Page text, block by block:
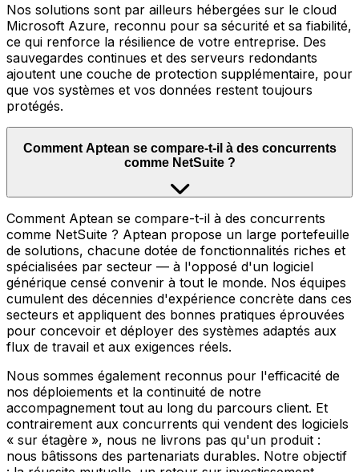
Nos solutions sont par ailleurs hébergées sur le cloud
Microsoft Azure, reconnu pour sa sécurité et sa fiabilité,
ce qui renforce la résilience de votre entreprise. Des
sauvegardes continues et des serveurs redondants
ajoutent une couche de protection supplémentaire, pour
que vos systèmes et vos données restent toujours
protégés.
Comment Aptean se compare-t-il à des concurrents
comme NetSuite ?
Comment Aptean se compare-t-il à des concurrents
comme NetSuite ? Aptean propose un large portefeuille
de solutions, chacune dotée de fonctionnalités riches et
spécialisées par secteur — à l'opposé d'un logiciel
générique censé convenir à tout le monde. Nos équipes
cumulent des décennies d'expérience concrète dans ces
secteurs et appliquent des bonnes pratiques éprouvées
pour concevoir et déployer des systèmes adaptés aux
flux de travail et aux exigences réels.
Nous sommes également reconnus pour l'efficacité de
nos déploiements et la continuité de notre
accompagnement tout au long du parcours client. Et
contrairement aux concurrents qui vendent des logiciels
« sur étagère », nous ne livrons pas qu'un produit :
nous bâtissons des partenariats durables. Notre objectif